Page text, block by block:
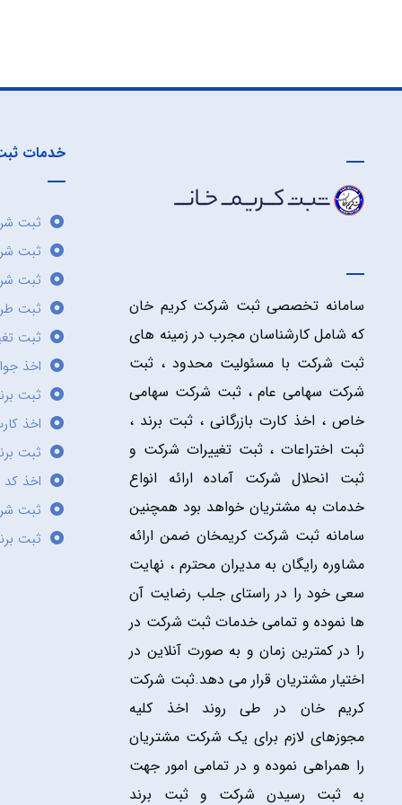
سامانه تخصصی ثبت شرکت کریم خان
که شامل کارشناسان مجرب در زمینه های
ثبت شرکت با مسئولیت محدود ، ثبت
شرکت سهامی عام ، ثبت شرکت سهامی
خاص ، اخذ کارت بازرگانی ، ثبت برند ،
ثبت اختراعات ، ثبت تغییرات شرکت و
ثبت انحلال شرکت آماده ارائه انواع
خدمات به مشتریان خواهد بود همچنین
سامانه ثبت شرکت کریمخان ضمن ارائه
مشاوره رایگان به مدیران محترم ، نهایت
سعی خود را در راستای جلب رضایت آن
ها نموده و تمامی خدمات ثبت شرکت در
را در کمترین زمان و به صورت آنلاین در
اختیار مشتریان قرار می دهد.ثبت شرکت
کریم خان در طی روند اخذ کلیه
مجوزهای لازم برای یک شرکت مشتریان
را همراهی نموده و در تمامی امور جهت
به ثبت رسیدن شرکت و ثبت برند
خدمات
ثبت
ثبت
ثبت
ثبت
ثبت
اخذ
ثبت
اخذ
ثبت
اخذ کد
ثبت
ثبت